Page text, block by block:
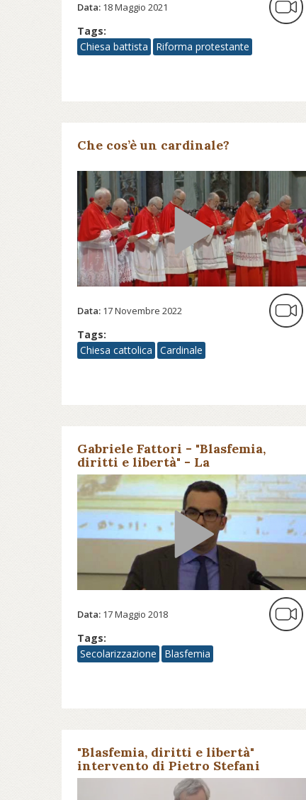
Data: 18 Maggio 2021
Tags:
Chiesa battista
Riforma protestante
Che cos’è un cardinale?
Data: 17 Novembre 2022
Tags:
Chiesa cattolica
Cardinale
Gabriele Fattori - "Blasfemia,
diritti e libertà" - La
secolarizzazione dei reati contro il
sacro in Italia
Data: 17 Maggio 2018
Tags:
Secolarizzazione
Blasfemia
"Blasfemia, diritti e libertà"
intervento di Pietro Stefani